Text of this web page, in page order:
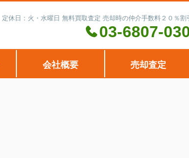
休日：火・水曜日 無料買取査定 売却時の仲介手数料２０％
03-6807-
会社概要 売却査定